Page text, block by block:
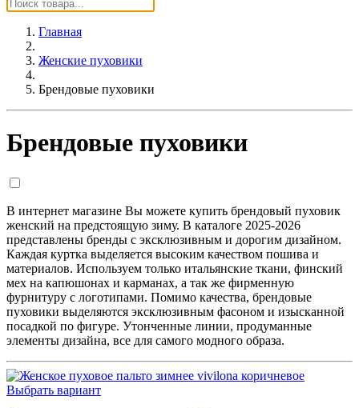
Главная
Женские пуховики
Брендовые пуховики
Брендовые пуховики
В интернет магазине Вы можете купить брендовый пуховик
женский на предстоящую зиму. В каталоге 2025-2026
представлены бренды с эксклюзивным и дорогим дизайном.
Каждая куртка выделяется высоким качеством пошива и
материалов. Используем только итальянские ткани, финский
мех на капюшонах и карманах, а так же фирменную
фурнитуру с логотипами. Помимо качества, брендовые
пуховики выделяются эксклюзивным фасоном и изысканной
посадкой по фигуре. Утонченные линии, продуманные
элементы дизайна, все для самого модного образа.
Выбрать вариант